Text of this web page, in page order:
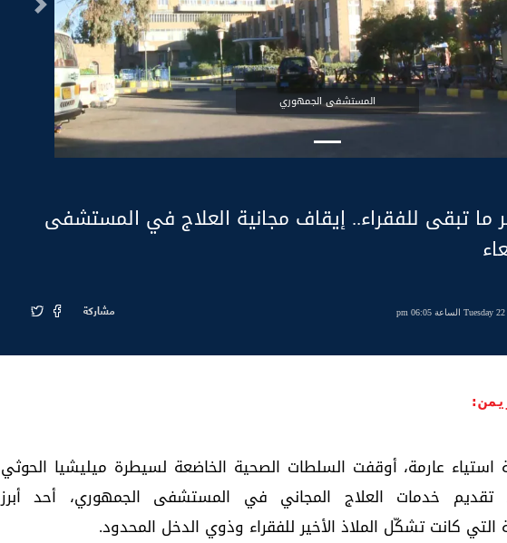
المستشفى الجمهوري
التالى
ما تبقى للفقراء.. إيقاف مجانية العلاج في المستشفى
مشاركة
عارمة، أوقفت السلطات الصحية الخاضعة لسيطرة ميليشيا الحوثي
تقديم خدمات العلاج المجاني في المستشفى الجمهوري، أحد أبرز
كانت تشكّل الملاذ الأخير للفقراء وذوي الدخل المحدود.